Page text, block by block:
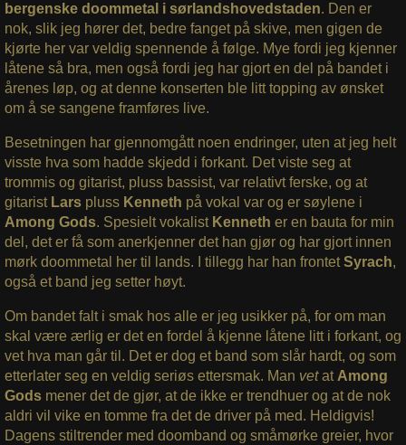
bergenske doommetal i sørlandshovedstaden. Den er
nok, slik jeg hører det, bedre fanget på skive, men gigen de
kjørte her var veldig spennende å følge. Mye fordi jeg kjenner
låtene så bra, men også fordi jeg har gjort en del på bandet i
årenes løp, og at denne konserten ble litt topping av ønsket
om å se sangene framføres live.
Besetningen har gjennomgått noen endringer, uten at jeg helt
visste hva som hadde skjedd i forkant. Det viste seg at
trommis og gitarist, pluss bassist, var relativt ferske, og at
gitarist Lars pluss Kenneth på vokal var og er søylene i
Among Gods. Spesielt vokalist Kenneth er en bauta for min
del, det er få som anerkjenner det han gjør og har gjort innen
mørk doommetal her til lands. I tillegg har han frontetSyrach,
også et band jeg setter høyt.
Om bandet falt i smak hos alle er jeg usikker på, for om man
skal være ærlig er det en fordel å kjenne låtene litt i forkant, og
vet hva man går til. Det er dog et band som slår hardt, og som
etterlater seg en veldig seriøs ettersmak. Man vetat Among
Gods mener det de gjør, at de ikke er trendhuer og at de nok
aldri vil vike en tomme fra det de driver på med. Heldigvis!
Dagens stiltrender med doomband og småmørke greier, hvor